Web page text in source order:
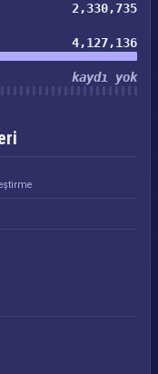
2,330,735
4,127,136
kaydı yok